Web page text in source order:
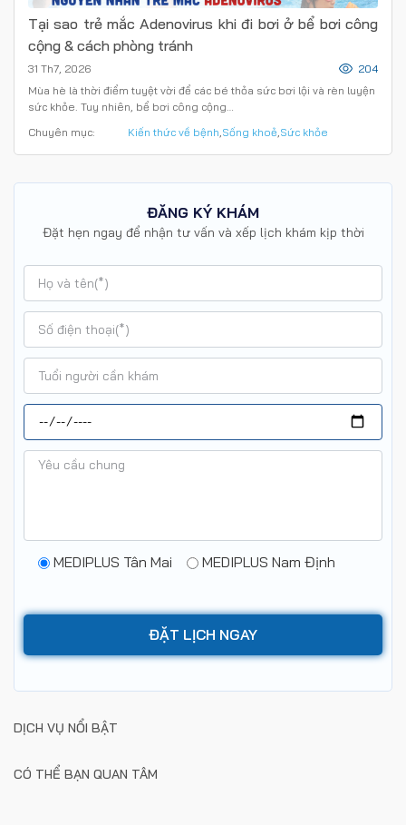
Tại sao trẻ mắc Adenovirus khi đi bơi ở bể bơi công
cộng & cách phòng tránh
Mùa hè là thời điểm tuyệt vời để các bé thỏa sức bơi lội và rèn luyện
sức khỏe. Tuy nhiên, bể bơi công cộng…
31 Th7, 2026 204
Chuyên mục: Kiến thức về bệnh Sống khoẻ Sức khỏe
ĐĂNG KÝ KHÁM
Đặt hẹn ngay để nhận tư vấn và xếp lịch khám kịp thời
MEDIPLUS Tân Mai MEDIPLUS Nam Định
DỊCH VỤ NỔI BẬT
CÓ THỂ BẠN QUAN TÂM